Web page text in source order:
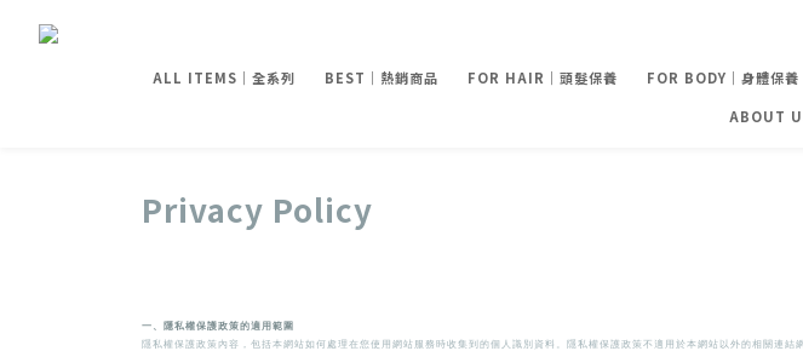
ALL ITEMS｜全系列 BEST｜熱銷商品 FOR HAIR｜頭髮保養 FOR BODY｜身體保養
ABOUT
Privacy Policy
一、隱私權保護政策的適用範圍
隱私權保護政策內容，包括本網站如何處理在您使用網站服務時收集到的個人識別資料。隱私權保護政策不適用於本網站以外的相關連結